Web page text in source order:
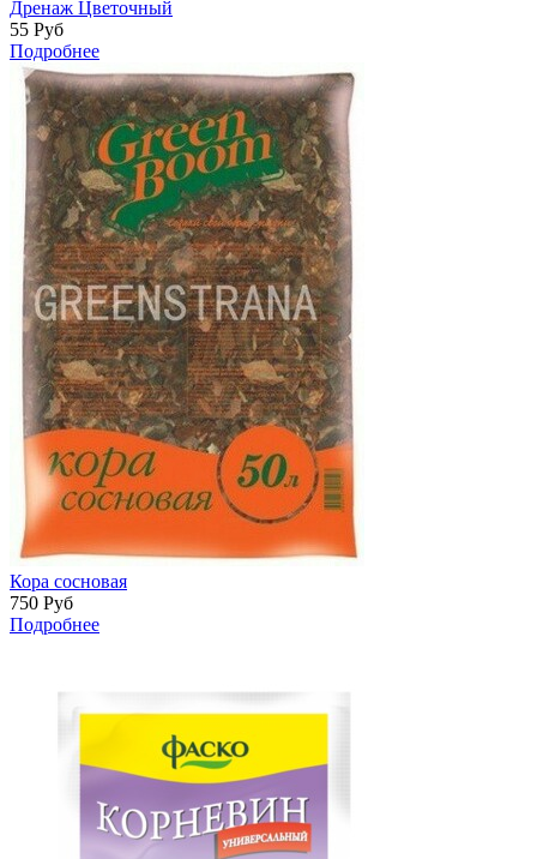
Дренаж Цветочный
55 Руб
Подробнее
Кора сосновая
750 Руб
Подробнее